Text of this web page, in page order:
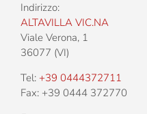
Indirizzo:
ALTAVILLA VIC.NA
Viale Verona, 1
36077 (VI)
Tel: +39 0444372711
Fax: +39 0444 372770